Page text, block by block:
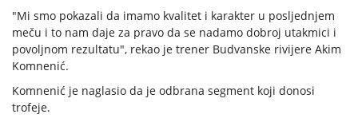
"Mi smo pokazali da imamo kvalitet i karakter u posljednjem
meču i to nam daje za pravo da se nadamo dobroj utakmici i
povoljnom rezultatu", rekao je trener Budvanske rivijere Akim
Komnenić.
Komnenić je naglasio da je odbrana segment koji donosi
trofeje.